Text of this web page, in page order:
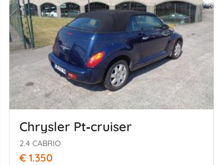
Chrysler Pt‑cruiser
2.4 CABRIO
€ 1.350